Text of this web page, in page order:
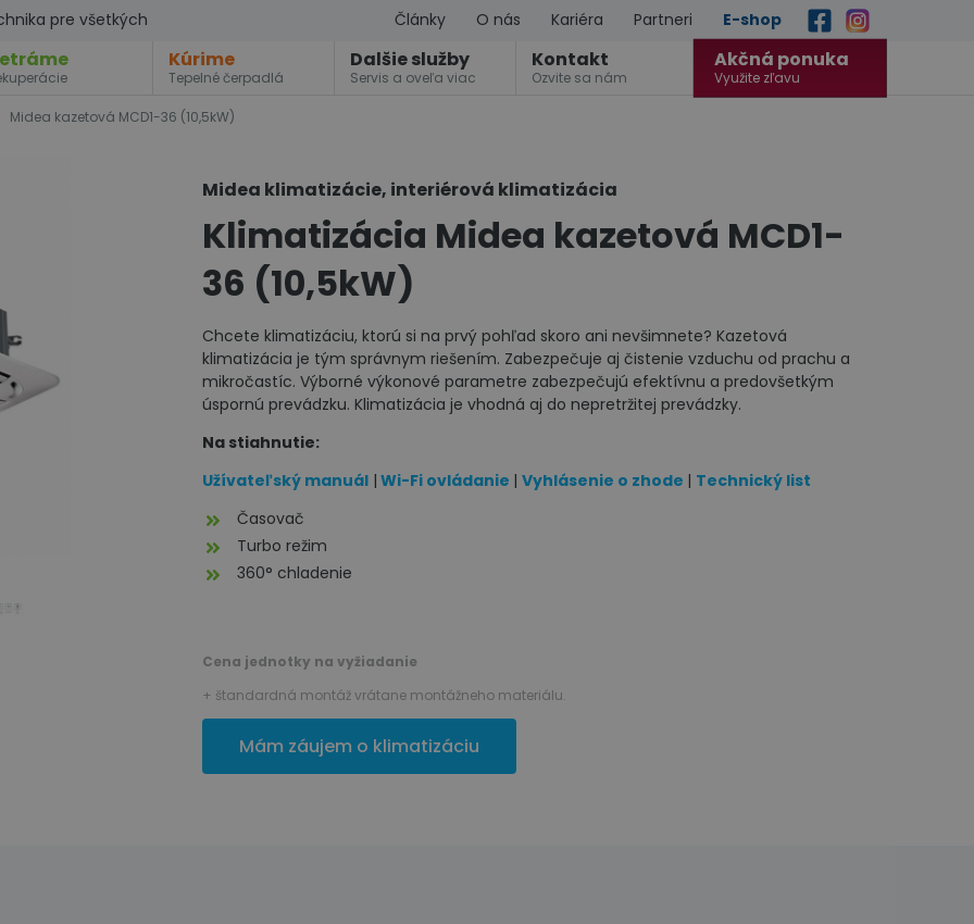
pre všetkých Články O nás Kariéra Partneri E-shop
Kúrime
Tepelné čerpadlá
Dalšie služby
Servis a oveľa viac
Kontakt
Ozvite sa nám
Akčná ponuka
Využite zľavu
Midea kazetová MCD1-36 (10,5kW)
Midea klimatizácie, interiérová klimatizácia
Klimatizácia Midea kazetová MCD1-
36 (10,5kW)
Chcete klimatizáciu, ktorú si na prvý pohľad skoro ani nevšimnete? Kazetová
klimatizácia je tým správnym riešením. Zabezpečuje aj čistenie vzduchu od prachu a
mikročastíc. Výborné výkonové parametre zabezpečujú efektívnu a predovšetkým
úspornú prevádzku. Klimatizácia je vhodná aj do nepretržitej prevádzky.
Na stiahnutie:
Užívateľský manuál | Wi-Fi ovládanie |Vyhlásenie o zhode | Technický list
Časovač
Turbo režim
360° chladenie
Cena jednotky na vyžiadanie
+ štandardná montáž vrátane montážneho materiálu.
Mám záujem o klimatizáciu